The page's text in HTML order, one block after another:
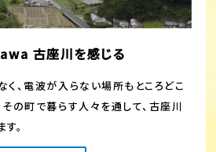
古座川を感じる
、電波が入らない場所もところどこ
の町で暮らす人々を通して、古座川
。